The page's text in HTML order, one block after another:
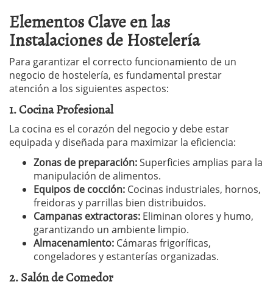
Elementos Clave en las
Instalaciones de Hostelería
Para garantizar el correcto funcionamiento de un
negocio de hostelería, es fundamental prestar
atención a los siguientes aspectos:
1. Cocina Profesional
La cocina es el corazón del negocio y debe estar
equipada y diseñada para maximizar la eficiencia:
Zonas de preparación:Superficies amplias para la
manipulación de alimentos.
Equipos de cocción: Cocinas industriales, hornos,
freidoras y parrillas bien distribuidos.
Campanas extractoras: Eliminan olores y humo,
garantizando un ambiente limpio.
Almacenamiento: Cámaras frigoríficas,
congeladores y estanterías organizadas.
2. Salón de Comedor